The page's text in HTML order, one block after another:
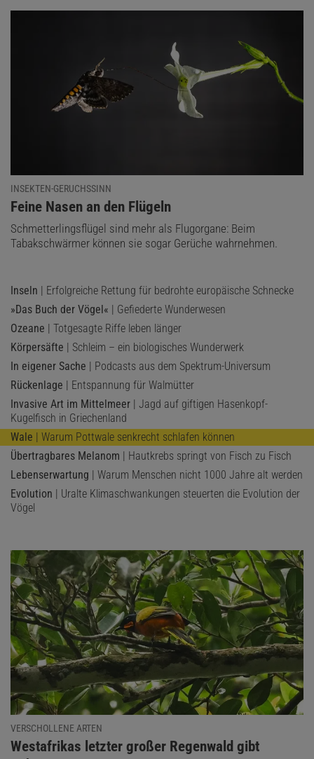
INSEKTEN-GERUCHSSINN
:
Feine Nasen an den Flügeln
Schmetterlingsflügel sind mehr als Flugorgane: Beim
Tabakschwärmer können sie sogar Gerüche wahrnehmen.
Inseln | Erfolgreiche Rettung für bedrohte europäische Schnecke
»Das Buch der Vögel« | Gefiederte Wunderwesen
Ozeane | Totgesagte Riffe leben länger
Körpersäfte | Schleim – ein biologisches Wunderwerk
In eigener Sache | Podcasts aus dem Spektrum-Universum
Rückenlage | Entspannung für Walmütter
Invasive Art im Mittelmeer | Jagd auf giftigen Hasenkopf-
Kugelfisch in Griechenland
Wale | Warum Pottwale senkrecht schlafen können
Übertragbares Melanom | Hautkrebs springt von Fisch zu Fisch
Lebenserwartung | Warum Menschen nicht 1000 Jahre alt werden
Evolution | Uralte Klimaschwankungen steuerten die Evolution der
Vögel
VERSCHOLLENE ARTEN
:
Westafrikas letzter großer Regenwald gibt